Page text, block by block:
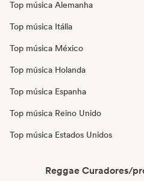
Top música Alemanha
Top música Itália
Top música México
Top música Holanda
Top música Espanha
Top música Reino Unido
Top música Estados Unidos
Reggae Curadores/